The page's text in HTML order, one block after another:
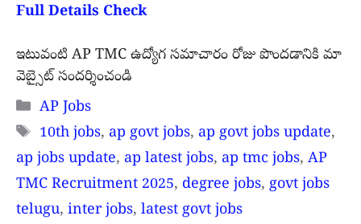
Full Details Check
ఇటువంటి AP TMC ఉద్యోగ సమాచారం రోజు పొందడానికి మా
వెబ్సైట్ సందర్శించండి
Categories
AP Jobs
Tags
10th jobs, ap govt jobs, ap govt jobs update,
ap jobs update, ap latest jobs, ap tmc jobs, AP
TMC Recruitment 2025, degree jobs, govt jobs
telugu, inter jobs, latest govt jobs